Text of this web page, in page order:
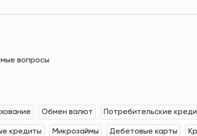
вопросы
Обмен валют Потребительские
кредиты Микрозаймы Дебетовые карты